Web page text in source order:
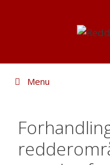
Menu